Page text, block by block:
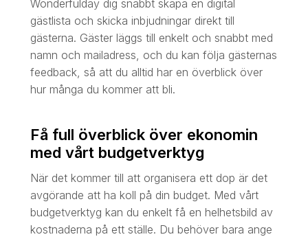
Wonderfulday dig snabbt skapa en digital
gästlista och skicka inbjudningar direkt till
gästerna. Gäster läggs till enkelt och snabbt med
namn och mailadress, och du kan följa gästernas
feedback, så att du alltid har en överblick över
hur många du kommer att bli.
Få full överblick över ekonomin
med vårt budgetverktyg
När det kommer till att organisera ett dop är det
avgörande att ha koll på din budget. Med vårt
budgetverktyg kan du enkelt få en helhetsbild av
kostnaderna på ett ställe. Du behöver bara ange